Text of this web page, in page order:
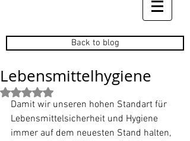
Back to blog
Lebensmittelhygiene
Mit NaN von 5 Sternen bewertet.
Damit wir unseren hohen Standart für
Lebensmittelsicherheit und Hygiene
immer auf dem neuesten Stand halten,